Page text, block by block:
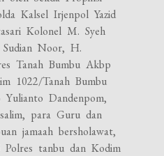
Kalsel Irjenpol Yazid
Kolonel M. Syeh
Noor, H.
Tanah Bumbu Akbp
1022/Tanah Bumbu
Dandenpom,
para Guru dan
jamaah bersholawat,
Polres tanbu dan Kodim